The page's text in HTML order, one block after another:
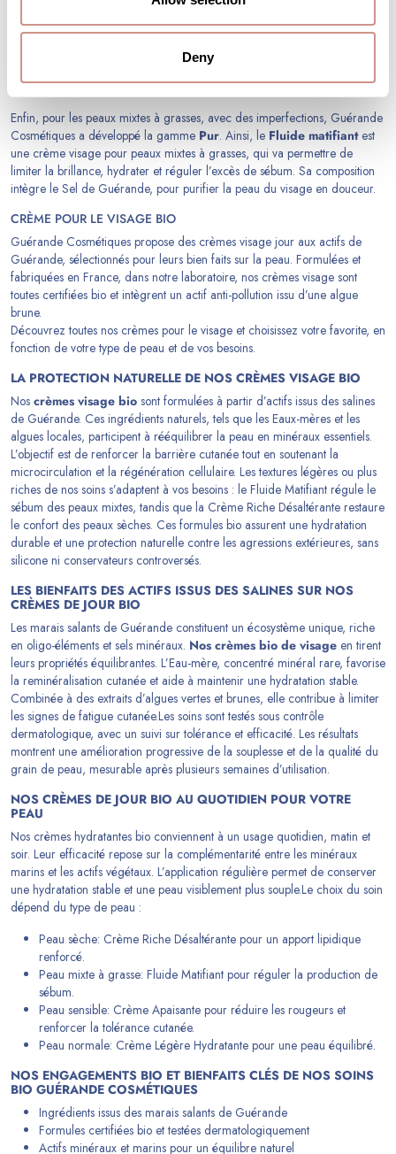
Deny
LeGel crème désaltérant, pour les peaux déshydratées normales à
Crème riche désaltérante
normales à sèches, sont formulées avec les Eaux-mères, la Salicorne verte
et la Macro-algue Enteromorpha, des actifs de Guérande.
Enfin, pour les peaux mixtes à grasses, avec des imperfections, Guérande
Cosmétiques a développé la gamme Pur. Ainsi, le Fluide matifiant est
une crème visage pour peaux mixtes à grasses, qui va permettre de
limiter la brillance, hydrater et réguler l’excès de sébum. Sa composition
intègre le Sel de Guérande, pour purifier la peau du visage en douceur.
CRÈME POUR LE VISAGE BIO
Guérande Cosmétiques propose des crèmes visage jour aux actifs de
Guérande, sélectionnés pour leurs bien faits sur la peau. Formulées et
fabriquées en France, dans notre laboratoire, nos crèmes visage sont
toutes certifiées bio et intègrent un actif anti-pollution issu d’une algue
brune.
Découvrez toutes nos crèmes pour le visage et choisissez votre favorite, en
fonction de votre type de peau et de vos besoins.
LA PROTECTION NATURELLE DE NOS CRÈMES VISAGE BIO
Nos crèmes visage bio sont formulées à partir d’actifs issus des salines
de Guérande. Ces ingrédients naturels, tels que les Eaux-mères et les
algues locales, participent à rééquilibrer la peau en minéraux essentiels.
L’objectif est de renforcer la barrière cutanée tout en soutenant la
microcirculation et la régénération cellulaire. Les textures légères ou plus
riches de nos soins s’adaptent à vos besoins : le Fluide Matifiant régule le
sébum des peaux mixtes, tandis que la Crème Riche Désaltérante restaure
le confort des peaux sèches. Ces formules bio assurent une hydratation
durable et une protection naturelle contre les agressions extérieures, sans
silicone ni conservateurs controversés.
LES BIENFAITS DES ACTIFS ISSUS DES SALINES SUR NOS
CRÈMES DE JOUR BIO
Les marais salants de Guérande constituent un écosystème unique, riche
en oligo-éléments et sels minéraux. Nos crèmes bio de visage en tirent
leurs propriétés équilibrantes. L’Eau-mère, concentré minéral rare, favorise
la reminéralisation cutanée et aide à maintenir une hydratation stable.
Combinée à des extraits d’algues vertes et brunes, elle contribue à limiter
les signes de fatigue cutanée.Les soins sont testés sous contrôle
dermatologique, avec un suivi sur tolérance et efficacité. Les résultats
montrent une amélioration progressive de la souplesse et de la qualité du
grain de peau, mesurable après plusieurs semaines d’utilisation.
NOS CRÈMES DE JOUR BIO AU QUOTIDIEN POUR VOTRE
PEAU
Nos crèmes hydratantes bio conviennent à un usage quotidien, matin et
soir. Leur efficacité repose sur la complémentarité entre les minéraux
marins et les actifs végétaux. L’application régulière permet de conserver
une hydratation stable et une peau visiblement plus souple.Le choix du soin
dépend du type de peau :
Peau sèche: Crème Riche Désaltérante pour un apport lipidique
renforcé.
Peau mixte à grasse: Fluide Matifiant pour réguler la production de
sébum.
Peau sensible: Crème Apaisante pour réduire les rougeurs et
renforcer la tolérance cutanée.
Peau normale: Crème Légère Hydratante pour une peau équilibré.
NOS ENGAGEMENTS BIO ET BIENFAITS CLÉS DE NOS SOINS
BIO GUÉRANDE COSMÉTIQUES
Ingrédients issus des marais salants de Guérande
Formules certifiées bio et testées dermatologiquement
Actifs minéraux et marins pour un équilibre naturel